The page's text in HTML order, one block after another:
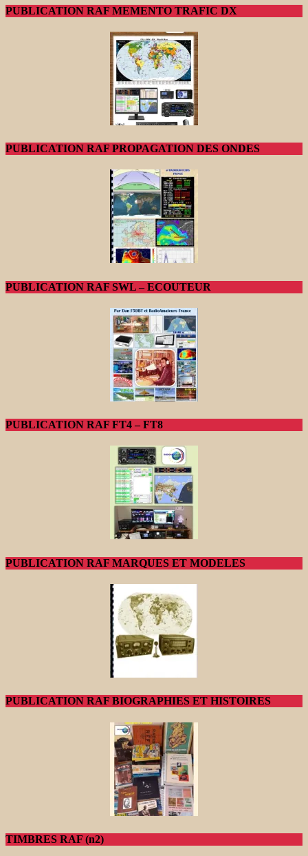
PUBLICATION RAF MEMENTO TRAFIC DX
PUBLICATION RAF PROPAGATION DES ONDES
PUBLICATION RAF SWL – ECOUTEUR
PUBLICATION RAF FT4 – FT8
PUBLICATION RAF MARQUES ET MODELES
PUBLICATION RAF BIOGRAPHIES ET HISTOIRES
TIMBRES RAF (n2)